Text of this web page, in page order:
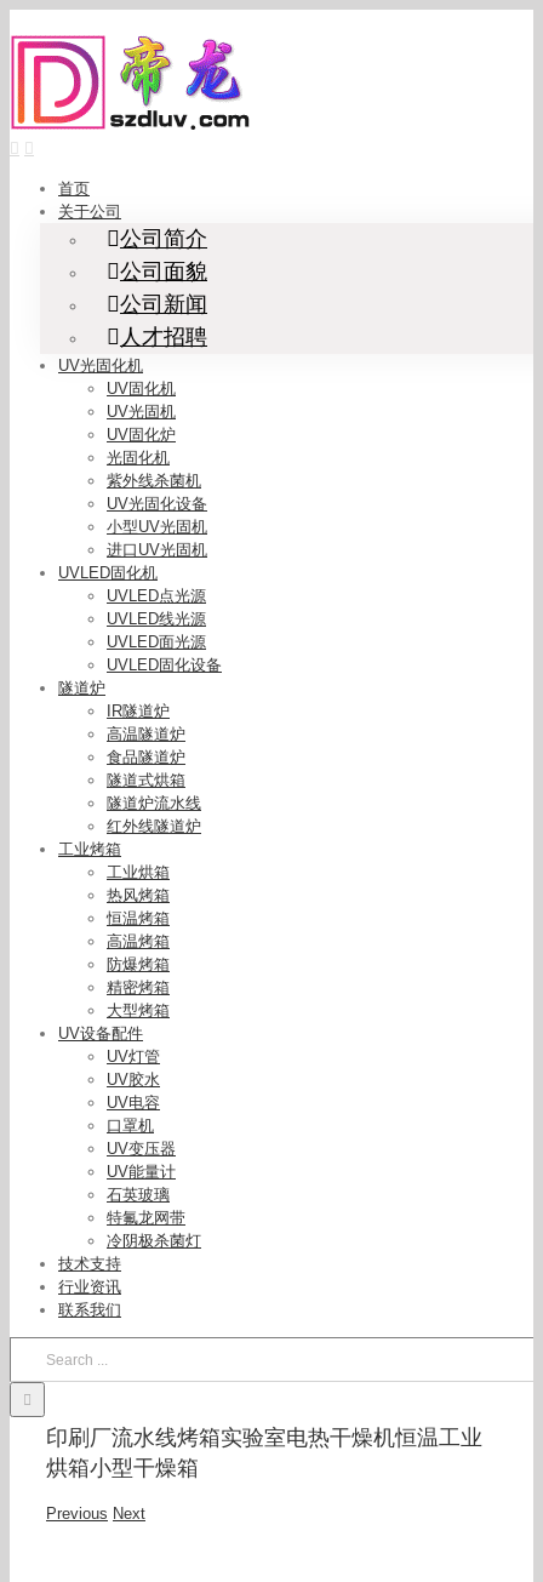
to
content
首页
关于公司
公司简介
公司面貌
公司新闻
人才招聘
UV光固化机
UV固化机
UV光固机
UV固化炉
光固化机
紫外线杀菌机
UV光固化设备
小型UV光固机
进口UV光固机
UVLED固化机
UVLED点光源
UVLED线光源
UVLED面光源
UVLED固化设备
隧道炉
IR隧道炉
高温隧道炉
食品隧道炉
隧道式烘箱
隧道炉流水线
红外线隧道炉
工业烤箱
工业烘箱
热风烤箱
恒温烤箱
高温烤箱
防爆烤箱
精密烤箱
大型烤箱
UV设备配件
UV灯管
UV胶水
UV电容
口罩机
UV变压器
UV能量计
石英玻璃
特氟龙网带
冷阴极杀菌灯
技术支持
行业资讯
联系我们
印刷厂流水线烤箱实验室电热干燥机恒温工业
烘箱小型干燥箱
Previous Next